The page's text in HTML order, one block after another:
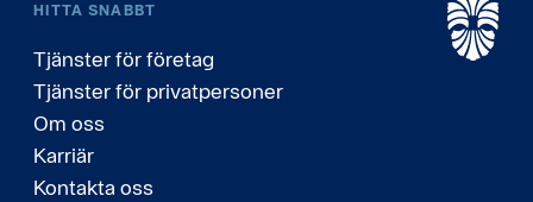
HITTA SNABBT
Tjänster för företag
Tjänster för privatpersoner
Om oss
Karriär
Kontakta oss